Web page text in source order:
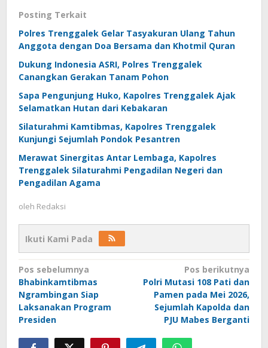
Posting Terkait
Polres Trenggalek Gelar Tasyakuran Ulang Tahun
Anggota dengan Doa Bersama dan Khotmil Quran
Dukung Indonesia ASRI, Polres Trenggalek
Canangkan Gerakan Tanam Pohon
Sapa Pengunjung Huko, Kapolres Trenggalek Ajak
Selamatkan Hutan dari Kebakaran
Silaturahmi Kamtibmas, Kapolres Trenggalek
Kunjungi Sejumlah Pondok Pesantren
Merawat Sinergitas Antar Lembaga, Kapolres
Trenggalek Silaturahmi Pengadilan Negeri dan
Pengadilan Agama
oleh Redaksi
Ikuti Kami Pada
Navigasi
pos
Pos sebelumnya
Bhabinkamtibmas
Ngrambingan Siap
Laksanakan Program
Presiden
Pos berikutnya
Polri Mutasi 108 Pati dan
Pamen pada Mei 2026,
Sejumlah Kapolda dan
PJU Mabes Berganti